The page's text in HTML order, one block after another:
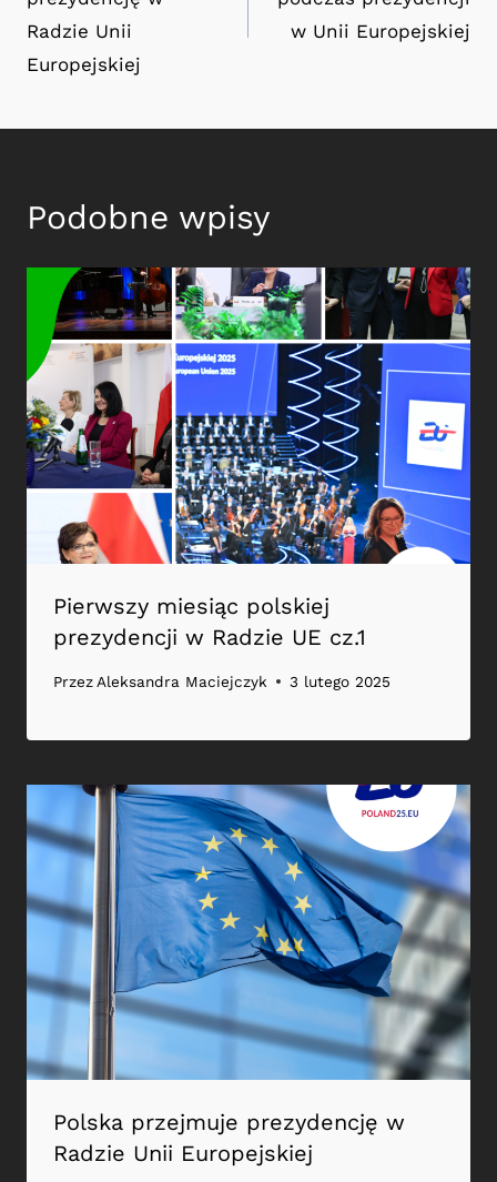
Radzie Unii
Europejskiej
w Unii Europejskiej
Podobne wpisy
Pierwszy miesiąc polskiej
prezydencji w Radzie UE cz.1
Przez Aleksandra Maciejczyk 3 lutego 2025
Polska przejmuje prezydencję w
Radzie Unii Europejskiej